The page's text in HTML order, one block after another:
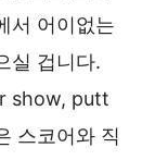
서 어이없는
실 겁니다.
show, putt
스코어와 직